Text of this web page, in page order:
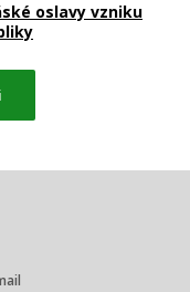
oslavy vzniku